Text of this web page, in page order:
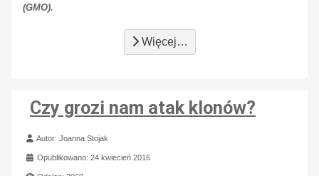
(GMO).
Więcej…
Czy grozi nam atak klonów?
Szczegóły
Autor:Joanna Stojak
Opublikowano: 24 kwiecień 2016